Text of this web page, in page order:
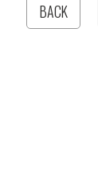
BACK